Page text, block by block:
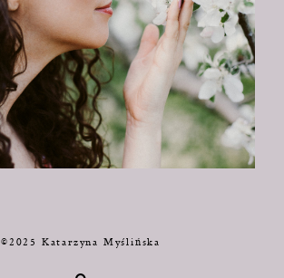
©2025 Katarzyna Myślińska